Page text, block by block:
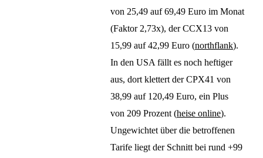
von 25,49 auf 69,49 Euro im Monat
(Faktor 2,73x), der CCX13 von
15,99 auf 42,99 Euro (northflank).
In den USA fällt es noch heftiger
aus, dort klettert der CPX41 von
38,99 auf 120,49 Euro, ein Plus
von 209 Prozent (heise online).
Ungewichtet über die betroffenen
Tarife liegt der Schnitt bei rund +99